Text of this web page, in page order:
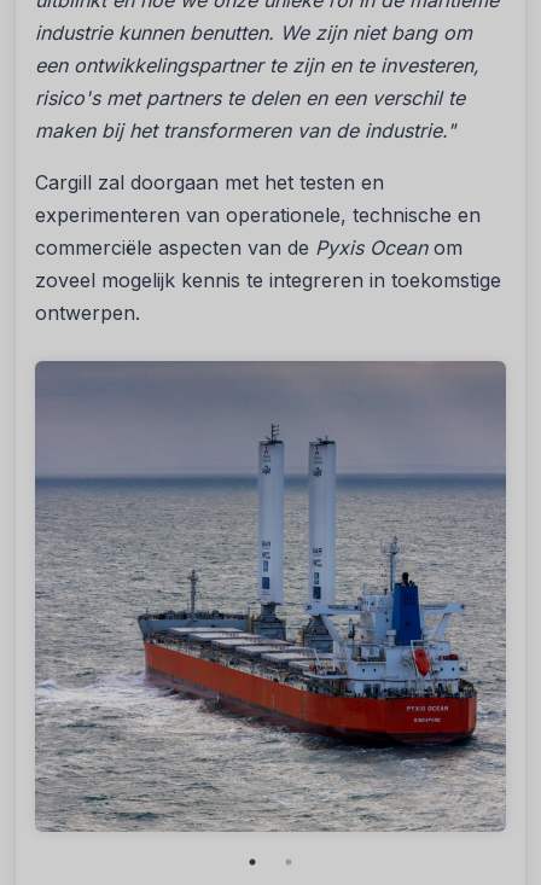
industrie kunnen benutten. We zijn niet bang om
een ontwikkelingspartner te zijn en te investeren,
risico's met partners te delen en een verschil te
maken bij het transformeren van de industrie."
Cargill zal doorgaan met het testen en
experimenteren van operationele, technische en
commerciële aspecten van de Pyxis Oceanom
zoveel mogelijk kennis te integreren in toekomstige
ontwerpen.